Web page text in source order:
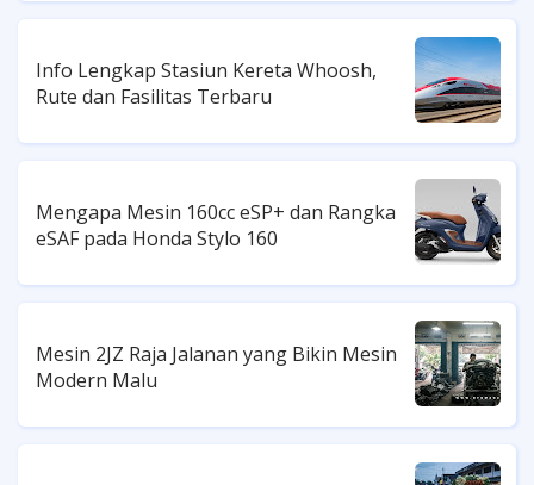
Info Lengkap Stasiun Kereta Whoosh,
Rute dan Fasilitas Terbaru
Mengapa Mesin 160cc eSP+ dan Rangka
eSAF pada Honda Stylo 160
Mesin 2JZ Raja Jalanan yang Bikin Mesin
Modern Malu